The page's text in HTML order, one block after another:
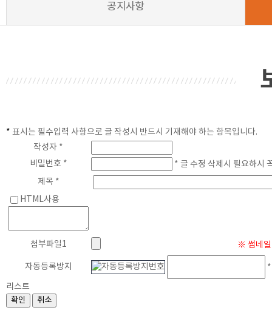
공지사항
* 표시는 필수입력 사항으로 글 작성시 반드시 기재해야 하는 항목입니다.
작성자 *
비밀번호 *
* 글 수정 삭제시 필요하시
제목 *
HTML사용
첨부파일1 ※ 썸네
자동등록방지
리스트